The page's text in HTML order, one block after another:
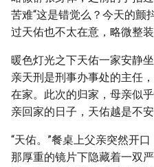
苦难“这是错觉么？今天的颤
过天佑也不太在意，略微整装
暖色灯光之下天佑一家安静
亲天刑是刑事办事处的主任
在家。此次的归家，母亲似
亲回家的日子，天佑越是不安
“天佑。”餐桌上父亲突然开
那厚重的镜片下隐藏着一双